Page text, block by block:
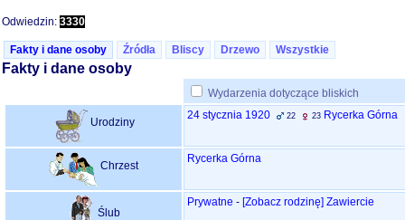
temat
Odwiedzin: 3330
Fakty i dane osoby Źródła Bliscy Drzewo Wszystkie
Fakty i dane osoby
Wydarzenia dotyczące bliskich
Urodziny
24 stycznia 1920 22 23 Rycerka Górna
Chrzest
Rycerka Górna
Ślub
Prywatne - ‎[Zobacz rodzinę‎] Zawiercie